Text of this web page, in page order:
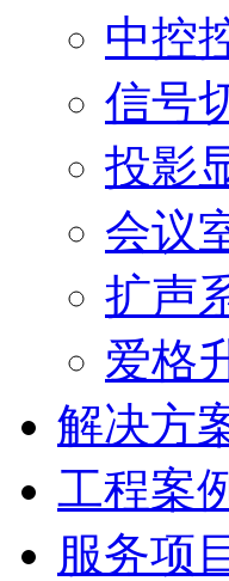
中控
信号
投影
会议
扩声
爱格
解决方
工程案
服务项